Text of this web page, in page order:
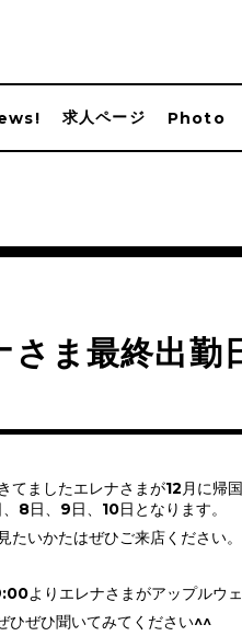
求人ページ Photo
さま最終出勤
てましたエレナさまが12月に帰国
8日、9日、10日となります。
たいかたはぜひご来店ください。
りエレナさまがアップルウェ
ぜひ聞いてみてください^^